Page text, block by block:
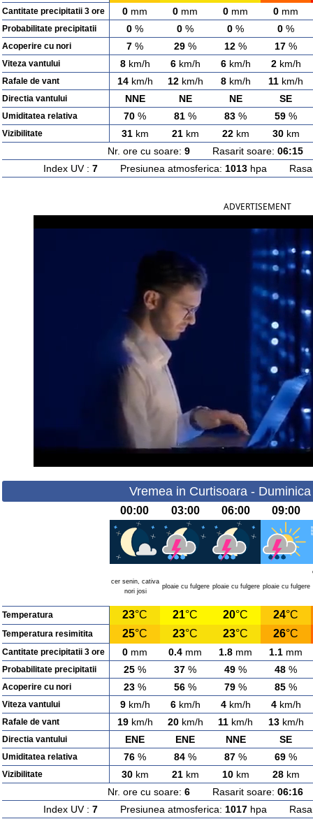
Cantitate precipitatii 3 ore 0 mm 0 mm 0 mm 0 mm
Probabilitate precipitatii 0 % 0 % 0 % 0 %
Acoperire cu nori 7 % 29 % 12 % 17 %
Viteza vantului 8km/h 6km/h 6km/h 2km/h
Rafale de vant 14km/h 12km/h 8km/h 11 km/h
Directia vantului NNE NE NE SE
Umiditatea relativa 70 % 81 % 83 % 59 %
Vizibilitate 31km 21km 22km 30km
Nr. ore cu soare: 9Rasarit soare: 06:15
Index UV : 7Presiunea atmosferica: 1013hpa
ADVERTISEMENT
Vremea in Curtisoara -
00:00 03:00 06:00 09:00
cer senin, cativa
nori josi
ploaie cu fulgere ploaie cu fulgere ploaie cu fulgere
Temperatura 23°C 21°C 20°C 24°C
Temperatura resimitita 25°C 23°C 23°C 26°C
Cantitate precipitatii 3 ore 0 mm 0.4 mm 1.8 mm 1.1 mm
Probabilitate precipitatii 25 % 37 % 49 % 48 %
Acoperire cu nori 23 % 56 % 79 % 85 %
Viteza vantului 9km/h 6km/h 4km/h 4km/h
Rafale de vant 19km/h 20km/h 11 km/h 13km/h
Directia vantului ENE ENE NNE SE
Umiditatea relativa 76 % 84 % 87 % 69 %
Vizibilitate 30km 21km 10km 28km
Nr. ore cu soare: 6Rasarit soare: 06:16
Index UV : 7Presiunea atmosferica: 1017hpa